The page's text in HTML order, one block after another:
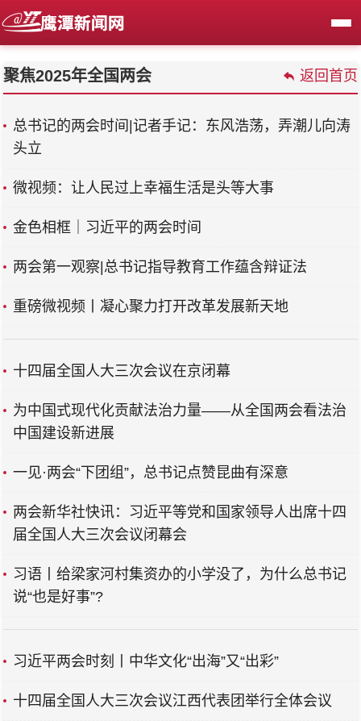
聚焦2025年全国两会 返回首页
总书记的两会时间|记者手记：东风浩荡，弄潮儿向涛
头立
微视频：让人民过上幸福生活是头等大事
金色相框｜习近平的两会时间
两会第一观察|总书记指导教育工作蕴含辩证法
重磅微视频丨凝心聚力打开改革发展新天地
十四届全国人大三次会议在京闭幕
为中国式现代化贡献法治力量——从全国两会看法治
中国建设新进展
一见·两会“下团组”，总书记点赞昆曲有深意
两会新华社快讯：习近平等党和国家领导人出席十四
届全国人大三次会议闭幕会
习语丨给梁家河村集资办的小学没了，为什么总书记
说“也是好事”?
习近平两会时刻丨中华文化“出海”又“出彩”
十四届全国人大三次会议江西代表团举行全体会议